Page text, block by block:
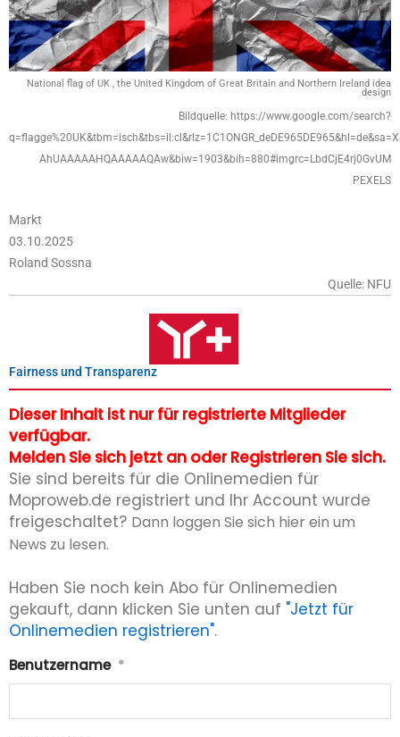
National flag of UK , the United Kingdom of Great Britain and Northern Ireland idea
design
Bildquelle: https://www.google.com/search?
AhUAAAAAHQAAAAAQAw&biw=1903&bih=880#imgrc=LbdCjE4rj0GvUM
PEXELS
Markt
03.10.2025
Roland Sossna
Quelle: NFU
Fairness und Transparenz
Dieser Inhalt ist nur für registrierte Mitglieder
verfügbar.
Melden Sie sich jetzt an oder Registrieren Sie sich.
Sie sind bereits für die Onlinemedien für
Moproweb.de registriert und Ihr Account wurde
freigeschaltet? Dann loggen Sie sich hier ein um
News zu lesen.
Haben Sie noch kein Abo für Onlinemedien
gekauft, dann klicken Sie unten auf "Jetzt für
Onlinemedien registrieren".
Benutzername *